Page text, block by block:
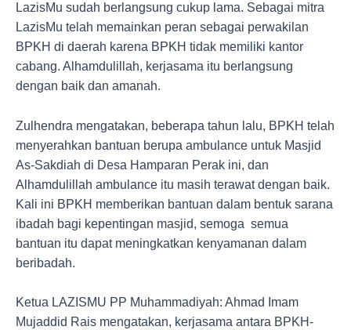
LazisMu sudah berlangsung cukup lama. Sebagai mitra
LazisMu telah memainkan peran sebagai perwakilan
BPKH di daerah karena BPKH tidak memiliki kantor
cabang. Alhamdulillah, kerjasama itu berlangsung
dengan baik dan amanah.
Zulhendra mengatakan, beberapa tahun lalu, BPKH telah
menyerahkan bantuan berupa ambulance untuk Masjid
As-Sakdiah di Desa Hamparan Perak ini, dan
Alhamdulillah ambulance itu masih terawat dengan baik.
Kali ini BPKH memberikan bantuan dalam bentuk sarana
ibadah bagi kepentingan masjid, semoga semua
bantuan itu dapat meningkatkan kenyamanan dalam
beribadah.
Ketua LAZISMU PP Muhammadiyah: Ahmad Imam
Mujaddid Rais mengatakan, kerjasama antara BPKH-